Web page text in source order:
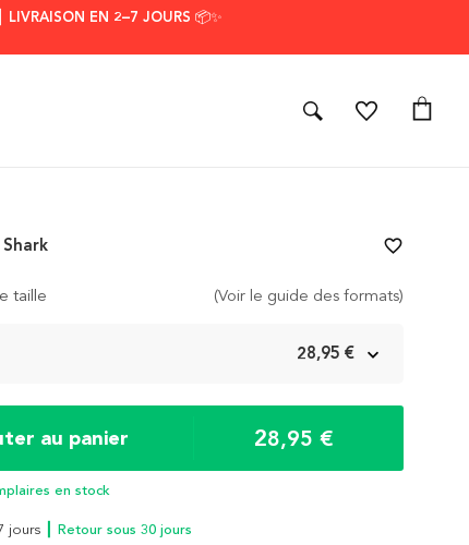
EN 2–7 JOURS 📦✨
taille (Voir le guide des formats)
28,95 €
au panier 28,95 €
en stock
jours ┃ Retour sous 30 jours
favorite_border